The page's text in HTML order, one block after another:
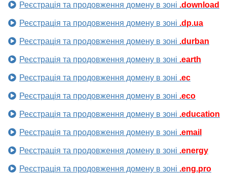
Реєстрація та продовження домену в зоні .download
Реєстрація та продовження домену в зоні .dp.ua
Реєстрація та продовження домену в зоні .durban
Реєстрація та продовження домену в зоні .earth
Реєстрація та продовження домену в зоні .ec
Реєстрація та продовження домену в зоні .eco
Реєстрація та продовження домену в зоні .education
Реєстрація та продовження домену в зоні .email
Реєстрація та продовження домену в зоні .energy
Реєстрація та продовження домену в зоні .eng.pro